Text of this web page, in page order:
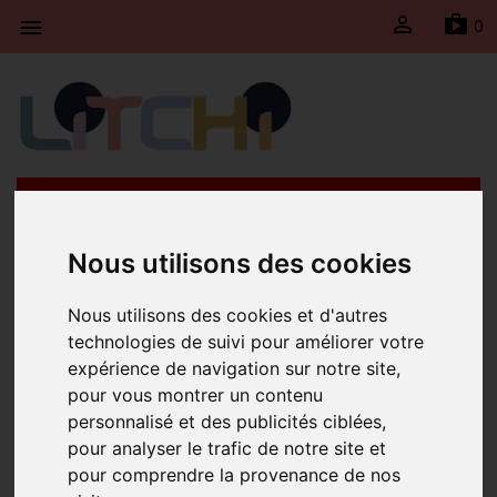
Nous utilisons des cookies
Nous utilisons des cookies et d'autres
technologies de suivi pour améliorer votre
expérience de navigation sur notre site,
pour vous montrer un contenu
personnalisé et des publicités ciblées,
pour analyser le trafic de notre site et
pour comprendre la provenance de nos
 0

during this period and will resume on Monday, May
BY COLLECTION Perolina
PEROLINA
Un arc-en-ciel de couleurs à choisir au gré de
son humeur. Collection de bijoux fantaisies en